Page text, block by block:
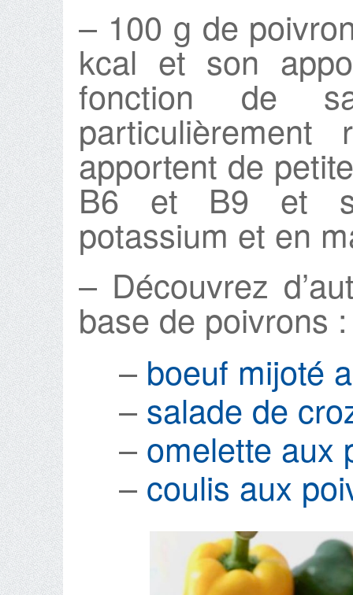
– 100 g de
kcal et son
fonction de
apportent de
B6 et B9 et
potassium et en
– Découvrez
base de poivrons :
– boeuf mijoté
– salade de
– omelette aux
– coulis aux